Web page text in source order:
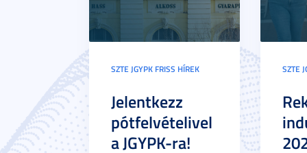
SZTE JGYPK FRISS HÍREK
Jelentkezz
pótfelvételivel
a JGYPK-ra!
SZTE